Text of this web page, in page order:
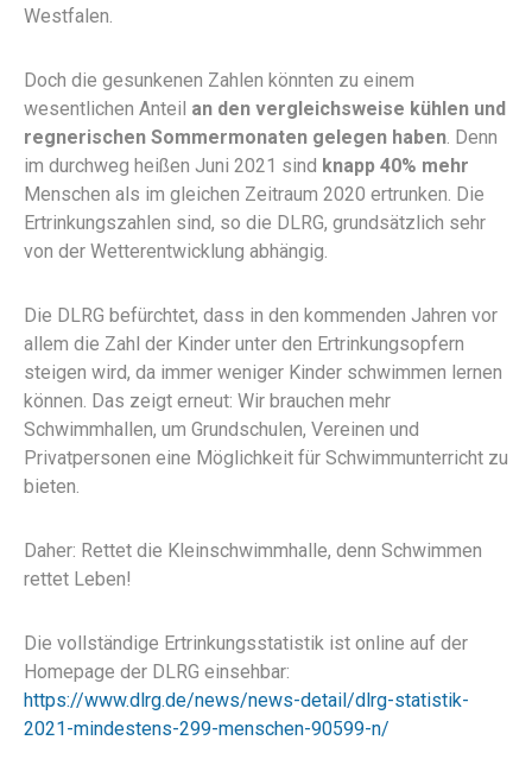
Westfalen.
Doch die gesunkenen Zahlen könnten zu einem
wesentlichen Anteil an den vergleichsweise kühlen und
regnerischen Sommermonaten gelegen haben . Denn
im durchweg heißen Juni 2021 sind knapp 40% mehr
Menschen als im gleichen Zeitraum 2020 ertrunken. Die
Ertrinkungszahlen sind, so die DLRG, grundsätzlich sehr
von der Wetterentwicklung abhängig.
Die DLRG befürchtet, dass in den kommenden Jahren vor
allem die Zahl der Kinder unter den Ertrinkungsopfern
steigen wird, da immer weniger Kinder schwimmen lernen
können. Das zeigt erneut: Wir brauchen mehr
Schwimmhallen, um Grundschulen, Vereinen und
Privatpersonen eine Möglichkeit für Schwimmunterricht zu
bieten.
Daher: Rettet die Kleinschwimmhalle, denn Schwimmen
rettet Leben!
Die vollständige Ertrinkungsstatistik ist online auf der
Homepage der DLRG einsehbar:
https://www.dlrg.de/news/news-detail/dlrg-statistik-
2021-mindestens-299-menschen-90599-n/